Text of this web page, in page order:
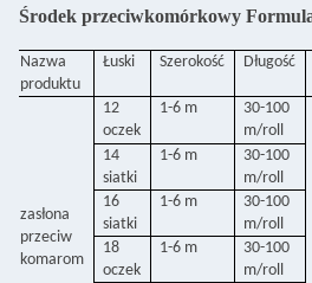
Środek przeciwkomórkowy
Nazwa
produktu
Łuski Szerokość Długość
zasłona
przeciw
komarom
12
oczek
1-6 m
30-100
m/roll
14
siatki
1-6 m
30-100
m/roll
16
siatki
1-6 m
30-100
m/roll
18
oczek
1-6 m
30-100
m/roll